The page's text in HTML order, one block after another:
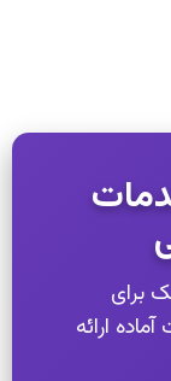
برای
ارائه